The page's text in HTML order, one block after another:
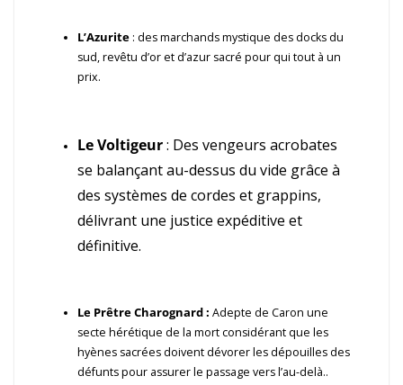
L’Azurite : des marchands mystique des docks du
sud, revêtu d’or et d’azur sacré pour qui tout à un
prix.
Le Voltigeur: Des vengeurs acrobates
se balançant au-dessus du vide grâce à
des systèmes de cordes et grappins,
délivrant une justice expéditive et
définitive.
Le Prêtre Charognard : Adepte de Caron une
secte hérétique de la mort considérant que les
hyènes sacrées doivent dévorer les dépouilles des
défunts pour assurer le passage vers l’au-delà..